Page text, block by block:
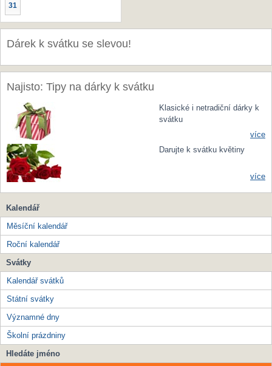
31
Dárek k svátku se slevou!
Najisto: Tipy na dárky k svátku
Klasické i netradiční dárky k
svátku
více
Darujte k svátku květiny
více
Kalendář
Měsíční kalendář
Roční kalendář
Svátky
Kalendář svátků
Státní svátky
Významné dny
Školní prázdniny
Hledáte jméno